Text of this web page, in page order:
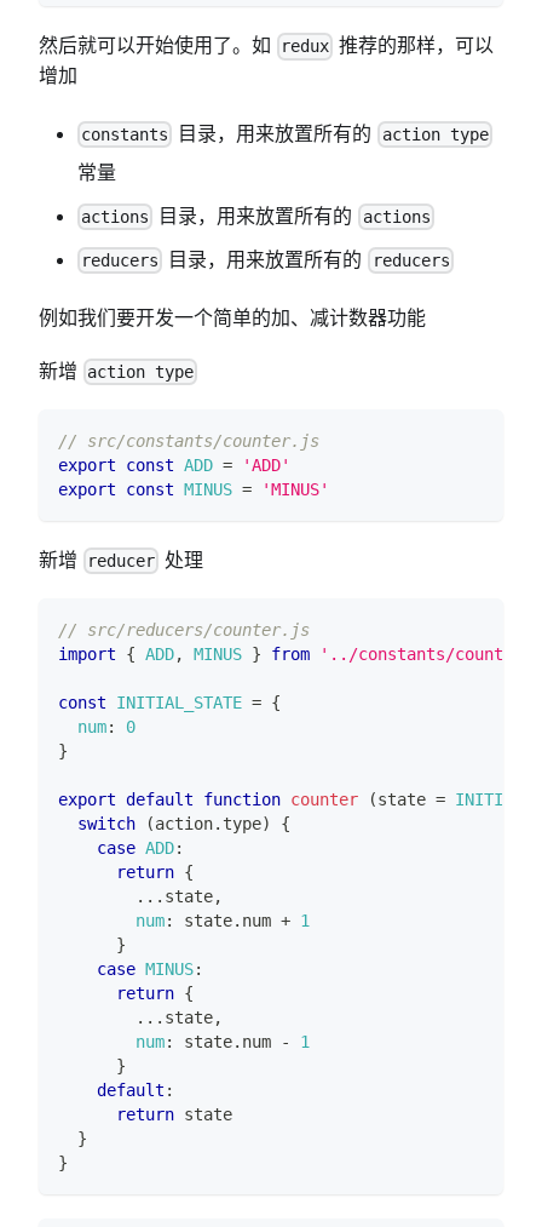
然后就可以开始使用了。如 redux 推荐的那样，可以
增加
constants 目录，用来放置所有的 action type
常量
actions 目录，用来放置所有的 actions
reducers 目录，用来放置所有的 reducers
例如我们要开发一个简单的加、减计数器功能
新增 action type
// src/constants/counter.js
export
const ADD =
'ADD'
export
const MINUS = 'MINUS'
新增 reducer 处理
// src/reducers/counter.js
import
{ ADD, MINUS } from '../constants/counter'
const INITIAL_STATE = {
num:
0
}
export default function counter (state =
switch
(action. type)
{
case ADD:
return {
... state,
num: state. num + 1
}
case MINUS:
return {
... state,
num: state. num -
1
}
default :
return state
}
}